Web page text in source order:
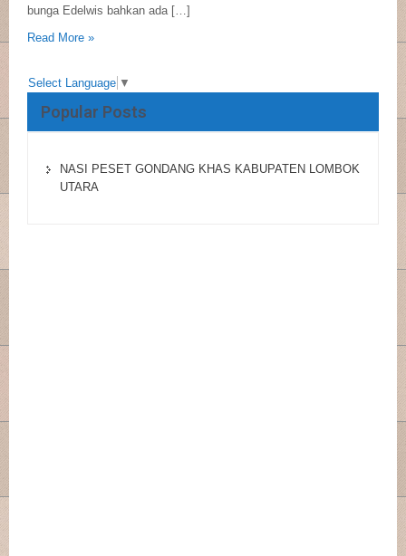
bunga Edelwis bahkan ada […]
Read More »
Select Language ▼
Popular Posts
NASI PESET GONDANG KHAS KABUPATEN LOMBOK
UTARA